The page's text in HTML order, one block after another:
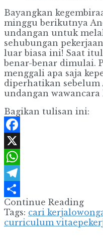
Bayangkan
minggu berikutnya
undangan untuk
sehubungan
luar biasa ini! Saat
benar-benar dimulai.
menggali apa saja
diperhatikan sebelum
undangan wawancara
Bagikan tulisan ini:
Facebook
X
WhatsApp
Telegram
Share
Continue Reading
Tags: cari kerja
curriculum vitae